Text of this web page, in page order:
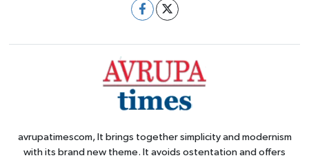
avrupatimescom, It brings together simplicity and modernism
with its brand new theme. It avoids ostentation and offers